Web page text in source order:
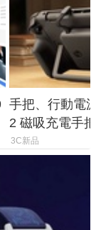
手把、行動電
2 磁吸充電手
倍
3C新品